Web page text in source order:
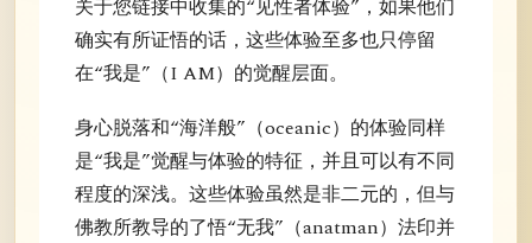
关于您链接中收集的“见性者体验”，如果他们
确实有所证悟的话，这些体验至多也只停留
在“我是”（I AM）的觉醒层面。
身心脱落和“海洋般”（oceanic）的体验同样
是“我是”觉醒与体验的特征，并且可以有不同
程度的深浅。这些体验虽然是非二元的，但与
佛教所教导的了悟“无我”（anatman）法印并